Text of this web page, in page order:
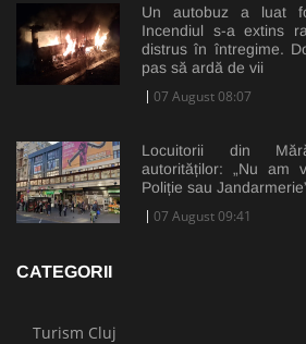
Un autobuz a luat
Incendiul s-a extins
distrus în întregime.
pas să ardă de vii
07 August 08:07
Locuitorii din
autorităților: „Nu am
Poliție sau
07 August 09:41
CATEGORII
Turism Cluj